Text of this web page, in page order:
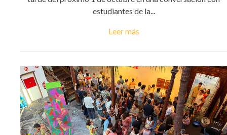
estudiantes de la...
Leer más